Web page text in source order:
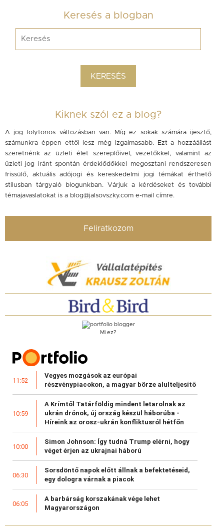
Keresés a blogban
Kiknek szól ez a blog?
A jog folytonos változásban van. Míg ez sokak számára ijesztő,
számunkra éppen ettől lesz még izgalmasabb. Ezt a hozzáállást
szeretnénk az üzleti élet szereplőivel, vezetőkkel, valamint az
üzleti jog iránt spontán érdeklődőkkel megosztani rendszeresen
frissülő, aktuális adójogi és kereskedelmi jogi témákat érthető
stílusban tárgyaló blogunkban. Várjuk a kérdéseket és további
témajavaslatokat is a blog@jalsovszky.com e-mail címre.
Feliratkozom
Mi ez?
11:52
Vegyes mozgások az európai
részvénypiacokon, a magyar börze alulteljesítő
10:59
A Krímtől Tatárföldig mindent letarolnak az
ukrán drónok, új ország készül háborúba -
Híreink az orosz-ukrán konfliktusról hétfőn
10:00
Simon Johnson: Így tudná Trump elérni, hogy
véget érjen az ukrajnai háború
06:30
Sorsdöntő napok előtt állnak a befektetéseid,
egy dologra várnak a piacok
06:05
A barbárság korszakának vége lehet
Magyarországon